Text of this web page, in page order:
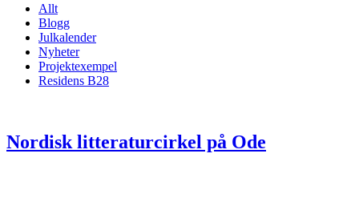
Allt
Blogg
Julkalender
Nyheter
Projektexempel
Residens B28
Nordisk litteraturcirkel på Ode